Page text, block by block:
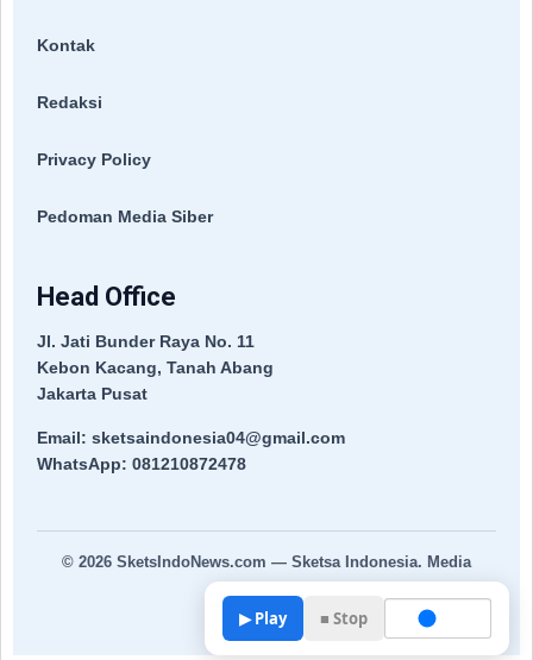
Kontak
Redaksi
Privacy Policy
Pedoman Media Siber
Head Office
Jl. Jati Bunder Raya No. 11
Kebon Kacang, Tanah Abang
Jakarta Pusat
Email: sketsaindonesia04@gmail.com
WhatsApp: 081210872478
© 2026 SketsIndoNews.com — Sketsa Indonesia. Media
▶ Play ■ Stop